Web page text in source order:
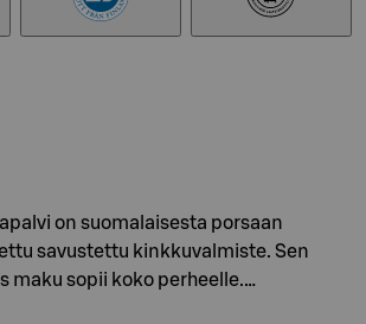
on suomalaisesta porsaan
savustettu kinkkuvalmiste. Sen
maku sopii koko perheelle.…